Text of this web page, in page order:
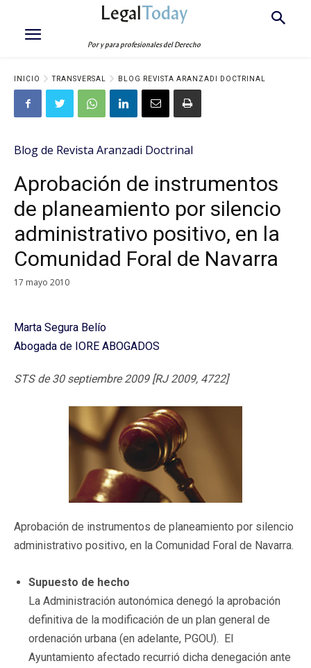
LegalToday
Por y para profesionales del Derecho
INICIO TRANSVERSAL BLOG REVISTA ARANZADI DOCTRINAL
Blog de Revista Aranzadi Doctrinal
Aprobación de instrumentos
de planeamiento por silencio
administrativo positivo, en la
Comunidad Foral de Navarra
17 mayo 2010
Marta Segura Belío
Abogada de IORE ABOGADOS
STS de 30 septiembre 2009 [RJ 2009, 4722]
Aprobación de instrumentos de planeamiento por silencio
administrativo positivo, en la Comunidad Foral de Navarra.
Supuesto de hecho
La Administración autonómica denegó la aprobación
definitiva de la modificación de un plan general de
ordenación urbana (en adelante, PGOU). El
Ayuntamiento afectado recurrió dicha denegación ante